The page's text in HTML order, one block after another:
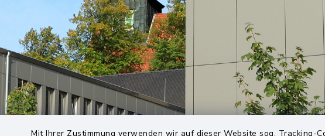
Mit Ihrer Zustimmung verwenden wir auf dieser Website sog. Tracking-